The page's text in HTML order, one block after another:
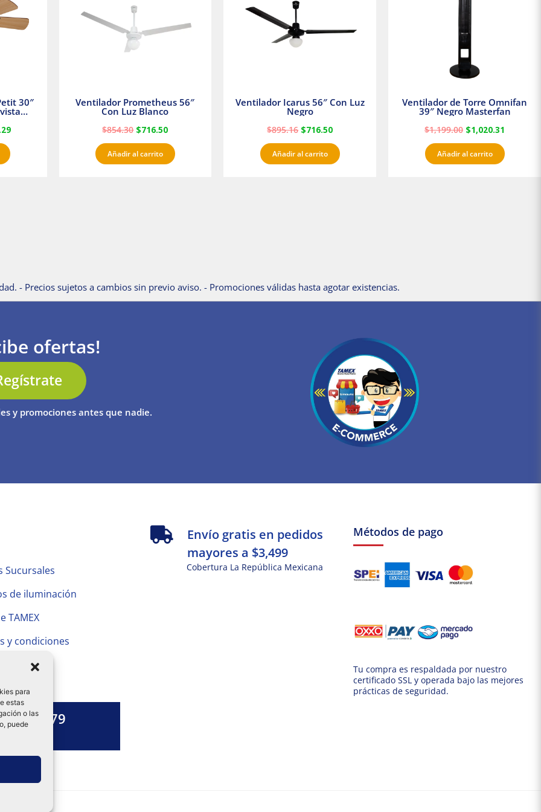
para
estas
o las
puede
30″ Ventilador Prometheus 56″
Con Luz Blanco
$854.30 $716.50
Añadir al carrito
Ventilador Icarus 56″ Con Luz
Negro
$895.16 $716.50
Añadir al carrito
Ventilador de Torre Omnifan
39″ Negro Masterfan
$1,199.00 $1,020.31
Añadir al carrito
- Precios sujetos a cambios sin previo aviso. - Promociones válidas hasta agotar existencias.
ofertas!
y promociones antes que nadie.
Sucursales
de iluminación
TAMEX
y condiciones
13 79
Linkedin-
Envío gratis en pedidos
mayores a $3,499
Cobertura La República Mexicana
Métodos de pago
Tu compra es respaldada por nuestro
certificado SSL y operada bajo las mejores
prácticas de seguridad.